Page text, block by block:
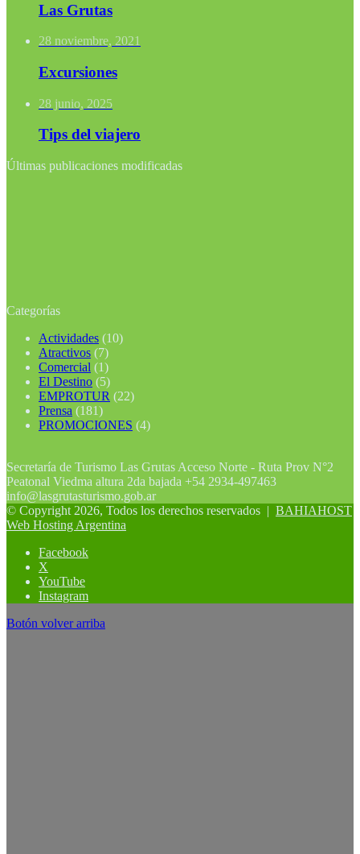
Las Grutas
28 noviembre, 2021
Excursiones
28 junio, 2025
Tips del viajero
Últimas publicaciones modificadas
Categorías
Actividades (10)
Atractivos (7)
Comercial (1)
El Destino (5)
EMPROTUR (22)
Prensa (181)
PROMOCIONES (4)
Secretaría de Turismo Las Grutas Acceso Norte - Ruta Prov N°2
Peatonal Viedma altura 2da bajada +54 2934-497463
info@lasgrutasturismo.gob.ar
© Copyright 2026, Todos los derechos reservados | BAHIAHOST
Web Hosting Argentina
Facebook
X
YouTube
Instagram
Botón volver arriba